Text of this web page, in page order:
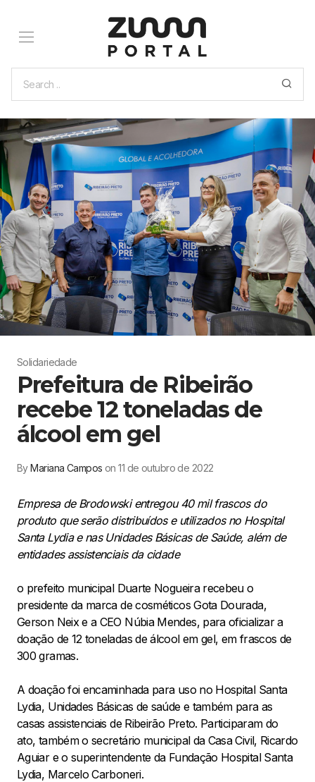
Solidariedade
Prefeitura de Ribeirão
recebe 12 toneladas de
álcool em gel
ByMariana Campos on 11 de outubro de 2022
Empresa de Brodowski entregou 40 mil frascos do
produto que serão distribuídos e utilizados no Hospital
Santa Lydia e nas Unidades Básicas de Saúde, além de
entidades assistenciais da cidade
o prefeito municipal Duarte Nogueira recebeu o
presidente da marca de cosméticos Gota Dourada,
Gerson Neix e a CEO Núbia Mendes, para oficializar a
doação de 12 toneladas de álcool em gel, em frascos de
300 gramas.
A doação foi encaminhada para uso no Hospital Santa
Lydia, Unidades Básicas de saúde e também para as
casas assistenciais de Ribeirão Preto. Participaram do
ato, também o secretário municipal da Casa Civil, Ricardo
Aguiar e o superintendente da Fundação Hospital Santa
Lydia, Marcelo Carboneri.